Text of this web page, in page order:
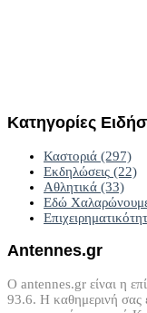
Κατηγορίες
Καστοριά (297)
Εκδηλώσεις (22)
Αθλητικά (33)
Εδώ
Antennes.gr
Ο antennes.gr είναι η
93.6. Η καθημερινή σας